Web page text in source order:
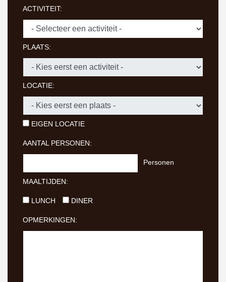
ACTIVITEIT:
PLAATS:
LOCATIE:
EIGEN LOCATIE
AANTAL PERSONEN:
Personen
MAALTIJDEN:
LUNCH DINER
OPMERKINGEN: